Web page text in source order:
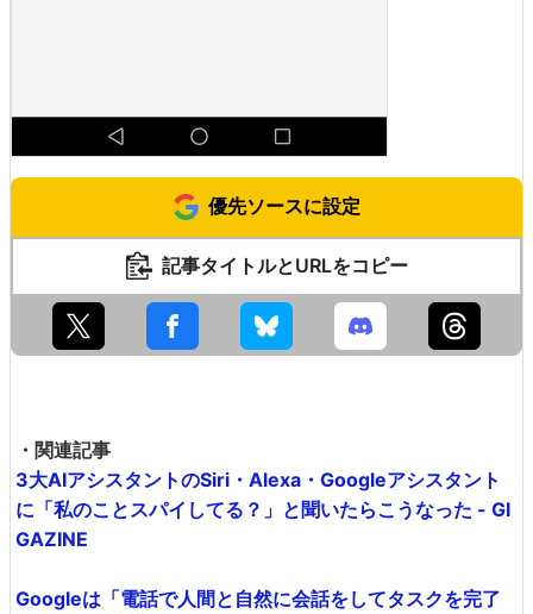
優先ソースに設定
記事タイトルとURLをコピー
・関連記事
3大AIアシスタントのSiri・Alexa・Googleアシスタント
に「私のことスパイしてる？」と聞いたらこうなった - GI
GAZINE
Googleは「電話で人間と自然に会話をしてタスクを完了